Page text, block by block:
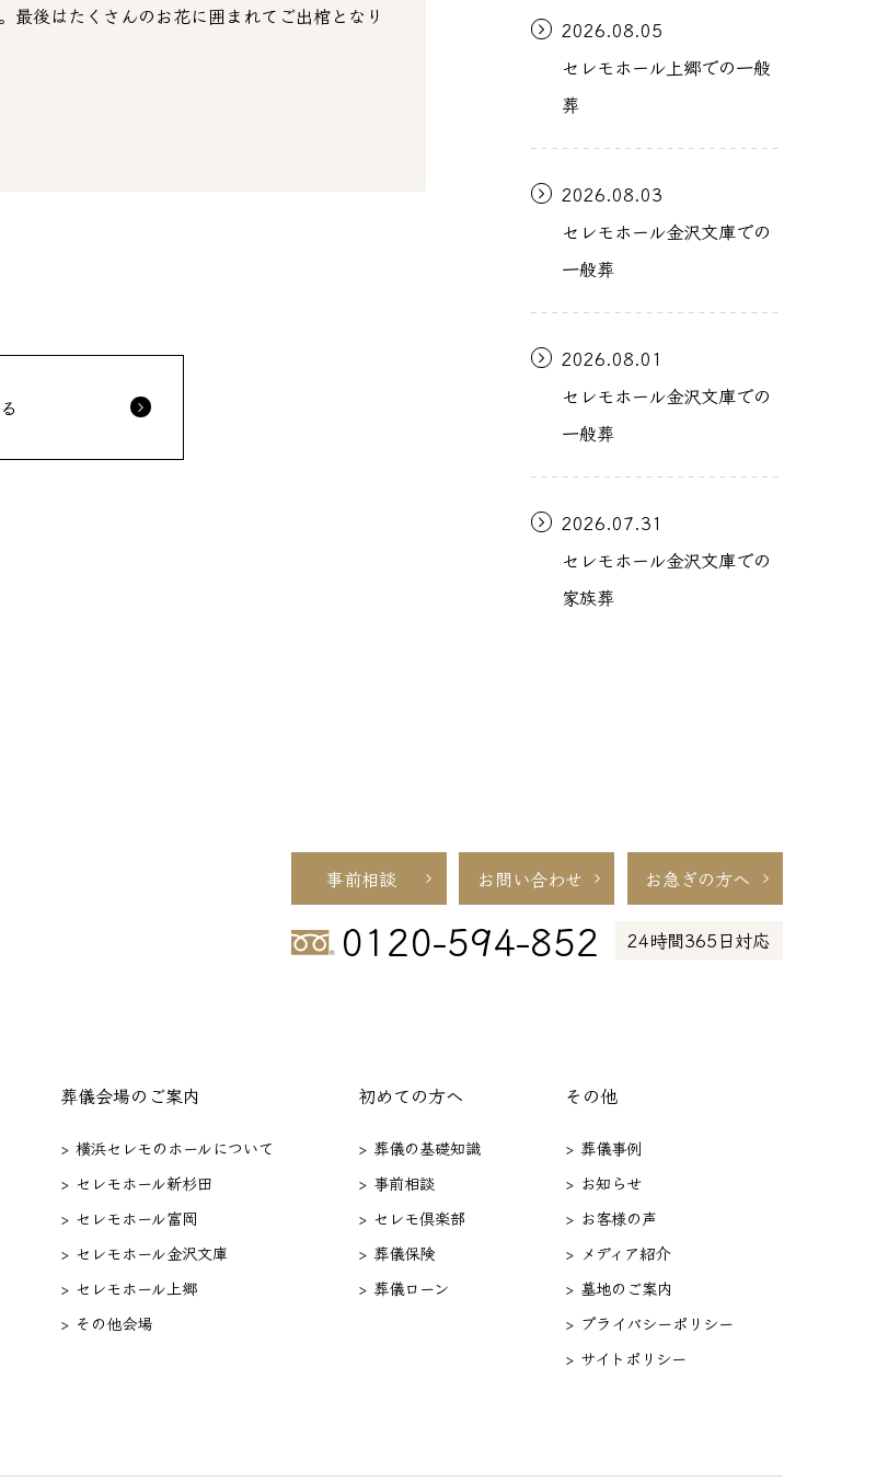
最後はたくさんのお花に囲まれてご出棺となり
2026.08.05
セレモホール上郷での一般
葬
2026.08.03
セレモホール金沢文庫での
一般葬
2026.08.01
セレモホール金沢文庫での
一般葬
2026.07.31
セレモホール金沢文庫での
家族葬
事前相談 お問い合わせ お急ぎの方へ
0120-594-852 24時間365日対応
葬儀会場のご案内
> 横浜セレモのホールについて
> セレモホール新杉田
> セレモホール富岡
> セレモホール金沢文庫
> セレモホール上郷
> その他会場
初めての方へ
> 葬儀の基礎知識
> 事前相談
> セレモ倶楽部
> 葬儀保険
> 葬儀ローン
その他
> 葬儀事例
> お知らせ
> お客様の声
> メディア紹介
> 墓地のご案内
> プライバシーポリシー
> サイトポリシー